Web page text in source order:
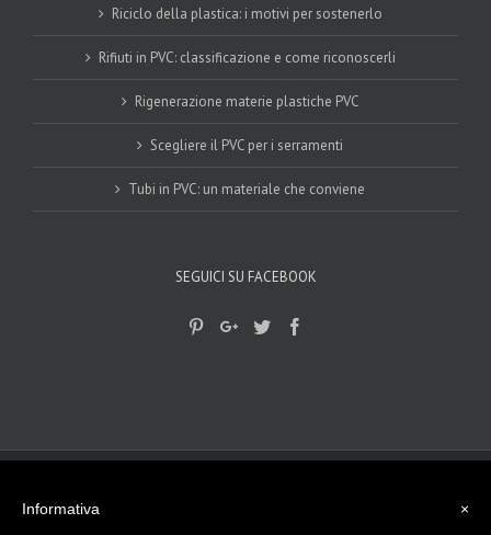
Riciclo della plastica: i motivi per sostenerlo
Rifiuti in PVC: classificazione e come riconoscerli
Rigenerazione materie plastiche PVC
Scegliere il PVC per i serramenti
Tubi in PVC: un materiale che conviene
SEGUICI SU FACEBOOK
info@gplast.ro.it
×
Informativa